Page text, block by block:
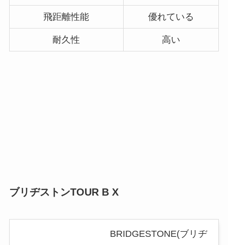
飛距離性能 優れている
耐久性 高い
ブリヂストンTOUR B X
BRIDGESTONE(ブリヂ